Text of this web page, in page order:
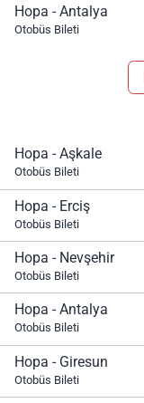
Hopa - Antalya
Otobüs Bileti
Hopa - Aşkale
Otobüs Bileti
Hopa - Erciş
Otobüs Bileti
Hopa - Nevşehir
Otobüs Bileti
Hopa - Antalya
Otobüs Bileti
Hopa - Giresun
Otobüs Bileti